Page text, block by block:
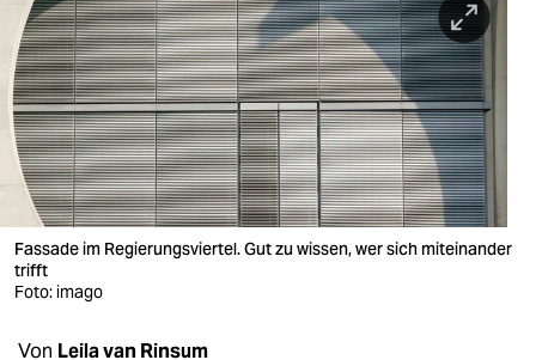
berlin
nord
wahrheit
verlag
verlag
veranstaltungen
Fassade im Regierungsviertel. Gut zu wissen, wer sich miteinander
trifft
Foto: imago
Von Leila van Rinsum